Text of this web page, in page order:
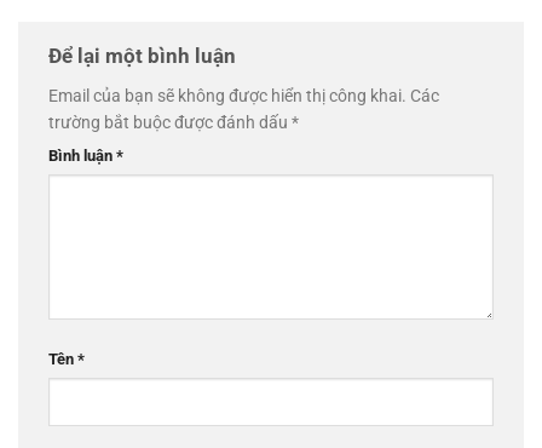
Để lại một bình luận
Email của bạn sẽ không được hiển thị công khai. Các
trường bắt buộc được đánh dấu *
Bình luận *
Tên *